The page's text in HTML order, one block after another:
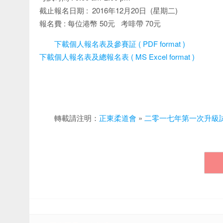
截止報名日期 : 2016年12月20日 (星期二)
報名費 : 每位港幣 50元 考啡帶 70元
下載個人報名表及參賽証 ( PDF format )
下載個人報名表及總報名表 ( MS Excel format )
轉載請注明： 正東柔道會 » 二零一七年第一次升級